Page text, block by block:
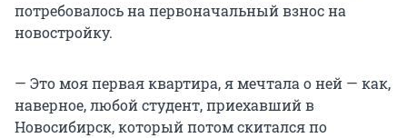
потребовалось на первоначальный взнос на
новостройку.
— Это моя первая квартира, я мечтала о ней — как,
наверное, любой студент, приехавший в
Новосибирск, который потом скитался по